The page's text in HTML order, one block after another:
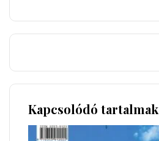
Kapcsolódó tartalmak